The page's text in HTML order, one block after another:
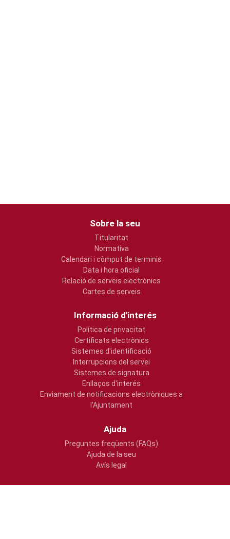
Sobre la seu
Titularitat
Normativa
Calendari i còmput de terminis
Data i hora oficial
Relació de serveis electrònics
Cartes de serveis
Informació d'interés
Política de privacitat
Certificats electrònics
Sistemes d'identificació
Interrupcions del servei
Sistemes de signatura
Enllaços d'interés
Enviament de notificacions electròniques a
l'Ajuntament
Ajuda
Preguntes freqüents (FAQs)
Ajuda de la seu
Avís legal
Usabilitat